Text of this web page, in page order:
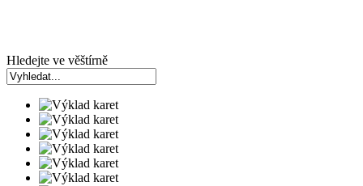
Hledejte ve věštírně